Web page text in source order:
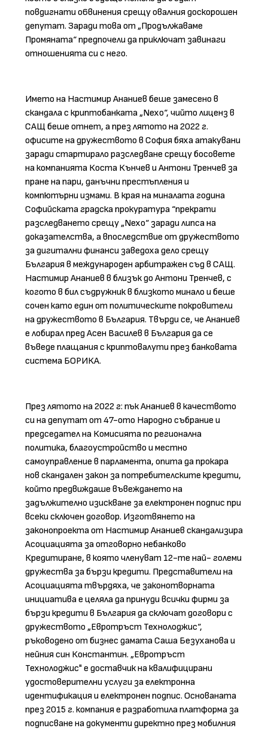
повдигнати о6винения срещу овалния доскорошен
депутат. Заради това от „Продължаваме
Промяната“ предпочели да приключат завинаги
отношенията си с него.
Името на Настимир Ананиев беше замесено в
скандала с криптобанката „Nехо“, чийто лиценз в
САЩ беше отнет, а през лятото на 2022 г.
офисите на дружеството в София бяха атакувани
заради стартирало разследване срещу босовете
на компанията Коста Кънчев и Антони Тренчев за
пране на пари, данъчни престъпления и
компютърни измами. В края на миналата година
Софийската градска прокуратура “прекрати
разследването срещу „Nехо“ заради липса на
доказателства, а впоследствие от дружеството
за дигитални финанси заведоха дело срещу
България в международен арбитражен съд в САЩ.
Настимир Ананиев в близък до Антони Тренчев, с
когото в бил съдружник в близкото минало и беше
сочен като един от политическите покровители
на дружеството в България. Твърди се, че Ананиев
е лобирал пред Асен Василев в България да се
въведе плащания с криптовалути през банковата
система БОРИКА.
През лятото на 2022 г: пък Ананиев в качеството
си на депутат от 47-ото Народно събрание и
председател на Комисията по регионална
политика, благоустройство и местно
самоуправление в парламента, опита да прокара
нов скандален закон за потребителските кредити,
който предвиждаше въвеждането на
задължително изискване за електронен подпис при
всеки сключен договор. Изготвянето на
законопроекта от Настимир Ананиев скандализира
Асоциацията за отговорно небанково
Кредитиране, в която членуват 12-те най- големи
дружества за бързи кредити. Представители на
Асоциацията твърдяха, че законотворната
инициатива е целяла да принуди всички фирми за
бързи кредити в България да сключат договори с
дружеството „Евротръст Технолоджис“,
ръководено от бизнес дамата Саша Безуханова и
нейния син Константин. „Евротръст
Технолоджис" е доставчик на квалифицирани
удостоверителни услуги за електронна
идентификация и електронен подпис. Основаната
през 2015 г. компания е разработила платформа за
подписване на документи директно през мобилния